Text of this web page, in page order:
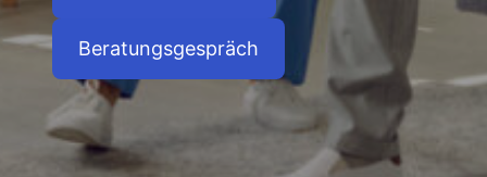
Beratungsgespräch